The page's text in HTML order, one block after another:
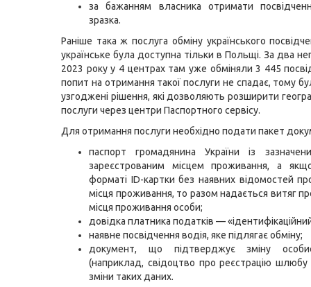
за бажанням власника отримати
зразка.
Раніше така ж послуга обміну українського
українське була доступна тільки в Польщі. За два
2023 року у 4 центрах там уже обміняли 3 445
попит на отримання такої послуги не спадає, тому
узгоджені рішення, які дозволяють розширити
послуги через центри Паспортного сервісу.
Для отримання послуги необхідно подати пакет
паспорт громадянина України із
зареєстрованим місцем проживання, а
форматі ID-картки без наявних відомостей
місця проживання, то разом надається витяг
місця проживання особи;
довідка платника податків —
наявне посвідчення водія, яке підлягає обміну;
документ, що підтверджує зміну
(наприклад, свідоцтво про реєстрацію шлюбу
зміни таких даних.